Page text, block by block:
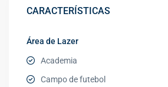
CARACTERÍSTICAS
Área de Lazer
Academia
Campo de futebol